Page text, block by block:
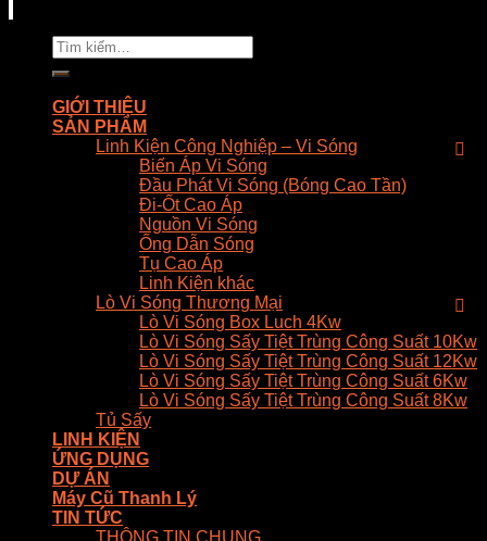
Tìm
kiếm:
GIỚI THIỆU
SẢN PHẨM
Linh Kiện Công Nghiệp – Vi Sóng
Biến Áp Vi Sóng
Đầu Phát Vi Sóng (Bóng Cao Tần)
Đi-Ốt Cao Áp
Nguồn Vi Sóng
Ống Dẫn Sóng
Tụ Cao Áp
Linh Kiện khác
Lò Vi Sóng Thương Mại
Lò Vi Sóng Box Luch 4Kw
Lò Vi Sóng Sấy Tiệt Trùng Công Suất 10Kw
Lò Vi Sóng Sấy Tiệt Trùng Công Suất 12Kw
Lò Vi Sóng Sấy Tiệt Trùng Công Suất 6Kw
Lò Vi Sóng Sấy Tiệt Trùng Công Suất 8Kw
Tủ Sấy
LINH KIỆN
ỨNG DỤNG
DỰ ÁN
Máy Cũ Thanh Lý
TIN TỨC